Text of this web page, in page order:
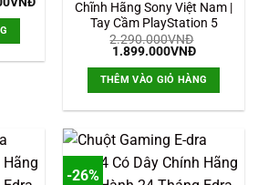
790.000VNĐ.
Chĩnh Hãng Sony Việt Nam |
Tay Cầm PlayStation 5
2.290.000VNĐ
Giá
là:
2.290.000VNĐ.
1.899.000VNĐGiá
tại
là:
THÊM VÀO GIỎ HÀNG
-26%